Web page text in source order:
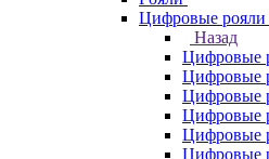
Цифровые рояли
Назад
Цифровые
Цифровые
Цифровые
Цифровые
Цифровые
Цифровые